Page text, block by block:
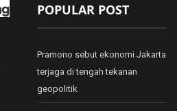
POPULAR POST
Pramono sebut ekonomi Jakarta
terjaga di tengah tekanan
geopolitik